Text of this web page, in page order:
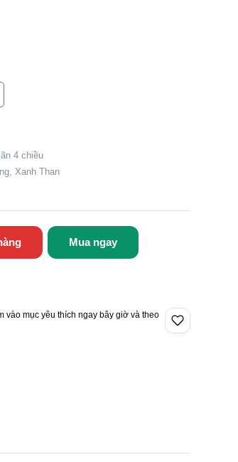
4 chiều
Xanh Than
Mua ngay
vào mục yêu thích ngay bây giờ và theo